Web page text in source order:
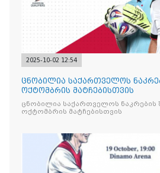
2025-10-02 12:54
ცნობილია საქართველოს
ოქტომბრის მატჩებისთვის
ცნობილია საქართველოს ნაკრების
ოქტომბრის მატჩებისთვის